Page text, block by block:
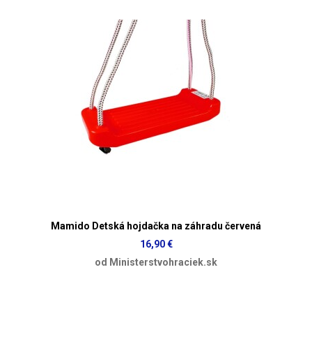
Mamido Detská hojdačka na záhradu červená
16,90 €
od Ministerstvohraciek.sk